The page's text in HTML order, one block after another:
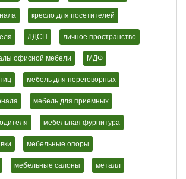
кресло для посетителей
ЛДСП личное пространство
офисной мебели МДФ
мебель для переговорных
мебель для приемных
мебельная фурнитура
мебельные опоры
мебельные салоны металл